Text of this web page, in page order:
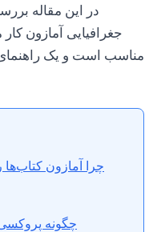
در این مقاله
جغرافیایی آمازون
چرا آمازون
چگونه